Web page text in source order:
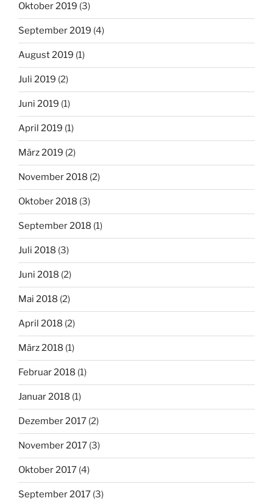
Oktober 2019 (3)
September 2019 (4)
August 2019 (1)
Juli 2019 (2)
Juni 2019 (1)
April 2019 (1)
März 2019 (2)
November 2018 (2)
Oktober 2018 (3)
September 2018 (1)
Juli 2018 (3)
Juni 2018 (2)
Mai 2018 (2)
April 2018 (2)
März 2018 (1)
Februar 2018 (1)
Januar 2018 (1)
Dezember 2017 (2)
November 2017 (3)
Oktober 2017 (4)
September 2017 (3)